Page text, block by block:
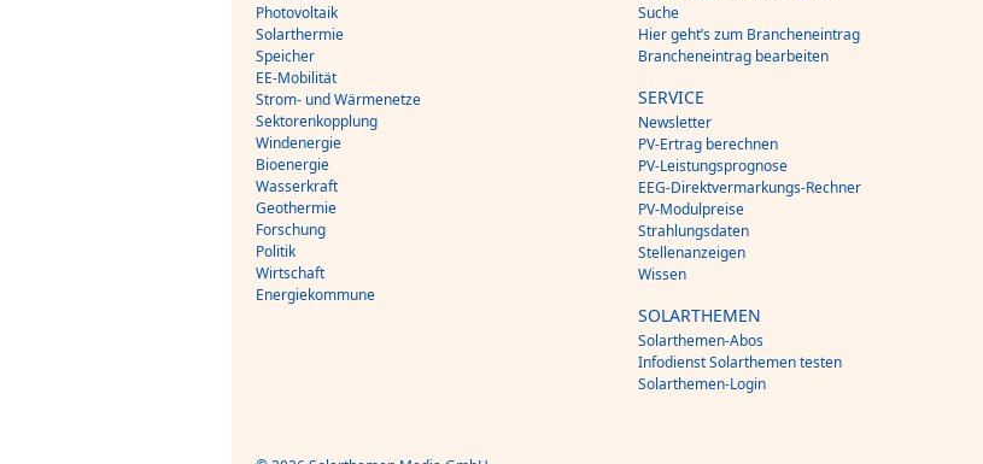
Photovoltaik
Solarthermie
Speicher
EE-Mobilität
Strom- und Wärmenetze
Sektorenkopplung
Windenergie
Bioenergie
Wasserkraft
Geothermie
Forschung
Politik
Wirtschaft
Energiekommune
Suche
Hier geht’s zum Brancheneintrag
Brancheneintrag bearbeiten
SERVICE
Newsletter
PV-Ertrag berechnen
PV-Leistungsprognose
EEG-Direktvermarkungs-Rechner
PV-Modulpreise
Strahlungsdaten
Stellenanzeigen
Wissen
SOLARTHEMEN
Solarthemen-Abos
Infodienst Solarthemen testen
Solarthemen-Login